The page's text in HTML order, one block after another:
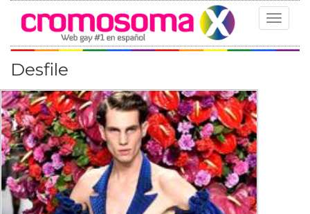
Toggle
Desfile